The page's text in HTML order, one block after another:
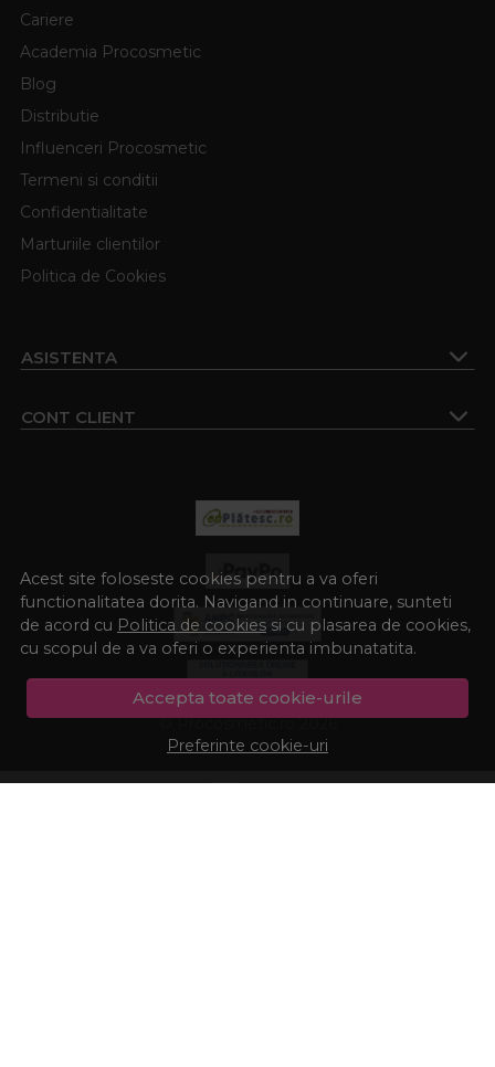
Acest site foloseste cookies pentru a va oferi
functionalitatea dorita. Navigand in continuare, sunteti
de acord cu Politica de cookies si cu plasarea de cookies,
cu scopul de a va oferi o experienta imbunatatita.
Accepta toate cookie-urile
Preferinte cookie-uri
Cariere
Academia Procosmetic
Blog
Distributie
Influenceri Procosmetic
Termeni si conditii
Confidentialitate
Marturiile clientilor
Politica de Cookies
ASISTENTA
CONT CLIENT
© Procosmetic.ro 2026